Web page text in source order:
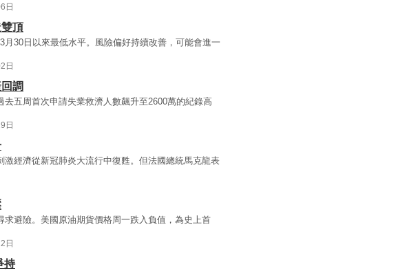
日
頂
30日以來最低水平。風險偏好持續改善，可能會進一
日
調
五周首次申請失業救濟人數飆升至2600萬的紀錄高
日
經濟從新冠肺炎大流行中復甦。但法國總統馬克龍表
避險。美國原油期貨價格周一跌入負值，為史上首
日
持